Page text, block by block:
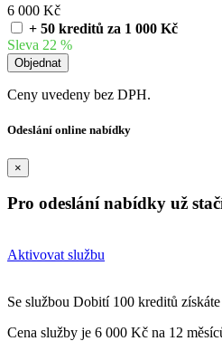
6 000 Kč
+ 50 kreditů za 1 000 Kč
Sleva 22 %
Ceny uvedeny bez DPH.
Odeslání online nabídky
×
Pro odeslání nabídky už
Aktivovat službu
Se službou Dobití 100 kreditů
Cena služby je 6 000 Kč na 12